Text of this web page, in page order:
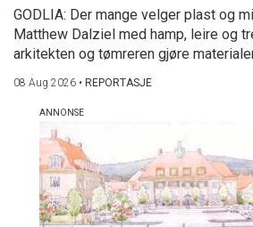
GODLIA: Der mange velger plast og
Matthew Dalziel med hamp, leire og
arkitekten og tømreren gjøre
08 Aug 2026 • REPORTASJE